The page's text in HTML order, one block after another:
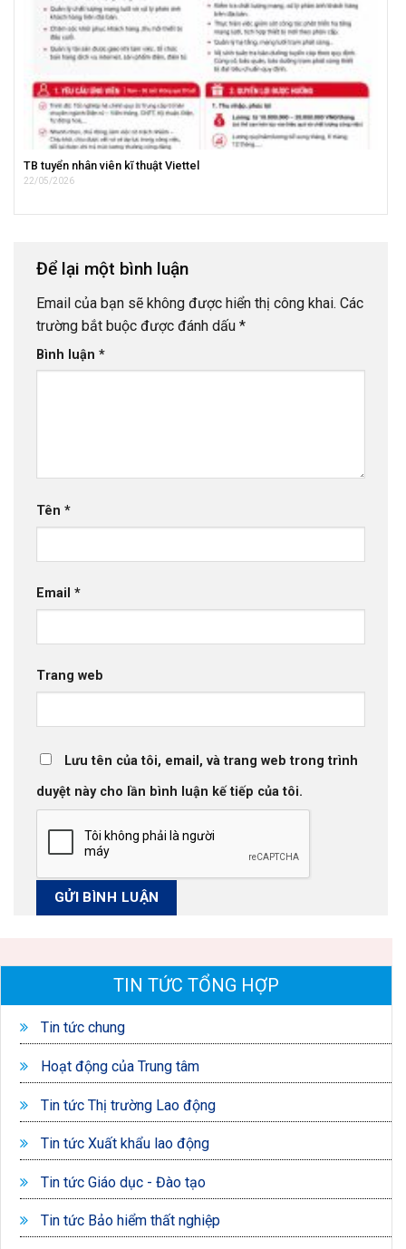
TB tuyển nhân viên kĩ thuật Viettel
22/05/2026
Để lại một bình luận
Email của bạn sẽ không được hiển thị công khai. Các
trường bắt buộc được đánh dấu *
Bình luận *
Tên *
Email *
Trang web
Lưu tên của tôi, email, và trang web trong trình
duyệt này cho lần bình luận kế tiếp của tôi.
TIN TỨC TỔNG HỢP
Tin tức chung
Hoạt động của Trung tâm
Tin tức Thị trường Lao động
Tin tức Xuất khẩu lao động
Tin tức Giáo dục - Đào tạo
Tin tức Bảo hiểm thất nghiệp